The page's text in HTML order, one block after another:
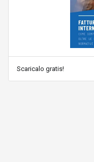
Scaricalo gratis!